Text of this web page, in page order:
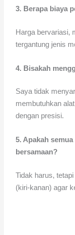
3. Berapa biaya
Harga bervariasi,
tergantung jenis
4. Bisakah
Saya tidak
membutuhkan
dengan presisi.
5. Apakah
bersamaan?
Tidak harus,
(kiri-kanan) agar